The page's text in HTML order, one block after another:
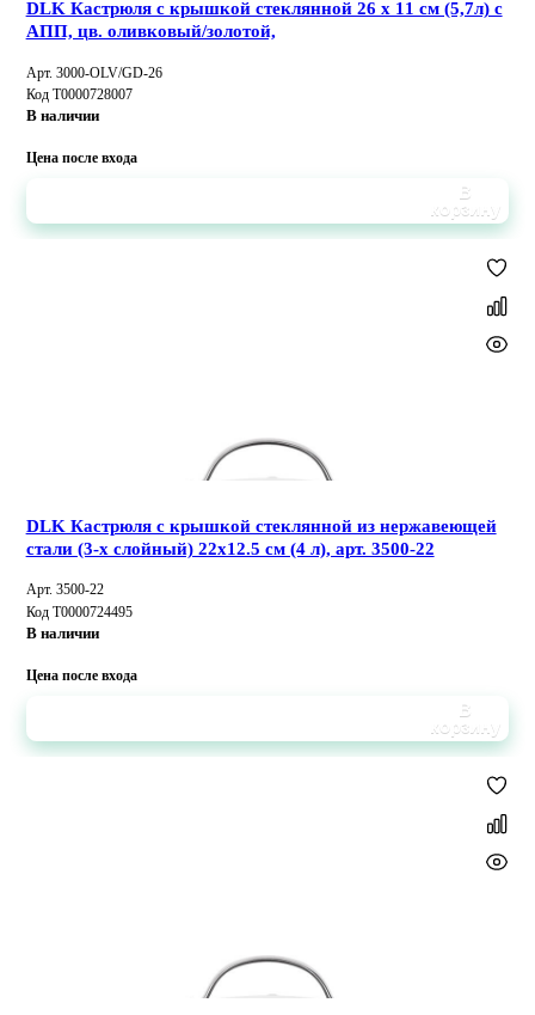
DLK Кастрюля с крышкой стеклянной 26 х 11 см (5,7л) с
АПП, цв. оливковый/золотой,
Арт. 3000-OLV/GD-26
Код Т0000728007
В наличии
Цена после входа
В
корзину
DLK Кастрюля с крышкой стеклянной из нержавеющей
стали (3-х слойный) 22x12.5 см (4 л), арт. 3500-22
Арт. 3500-22
Код Т0000724495
В наличии
Цена после входа
В
корзину